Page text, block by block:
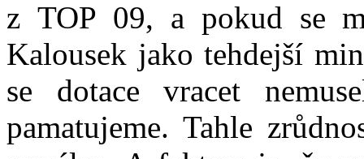
z TOP 09, a pokud se
Kalousek jako tehdejší
se dotace vracet
pamatujeme. Tahle